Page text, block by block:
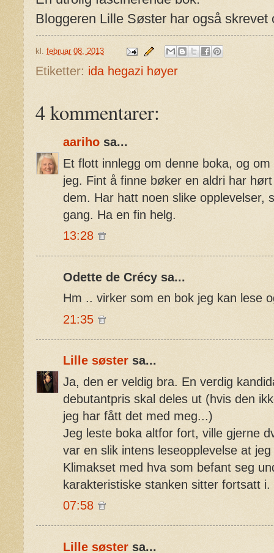
Bloggeren Lille Søster har også
kl.februar 08, 2013
Etiketter: ida hegazi høyer
4 kommentarer:
aariho sa...
Et flott innlegg om denne boka, og
jeg. Fint å finne bøker en aldri har
dem. Har hatt noen slike opplevelser,
gang. Ha en fin helg.
13:28
Odette de Crécy sa...
Hm .. virker som en bok jeg kan lese
21:35
Lille søster sa...
Ja, den er veldig bra. En verdig
debutantpris skal deles ut (hvis den
jeg har fått det med meg...)
Jeg leste boka altfor fort, ville gjerne
var en slik intens leseopplevelse at
Klimakset med hva som befant seg
karakteristiske stanken sitter fortsatt i.
07:58
Lille søster sa...